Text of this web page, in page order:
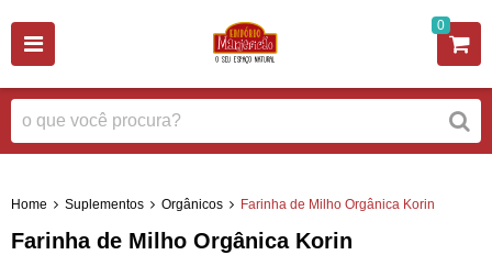
0
Home Suplementos Orgânicos Farinha de Milho Orgânica Korin
Farinha de Milho Orgânica Korin